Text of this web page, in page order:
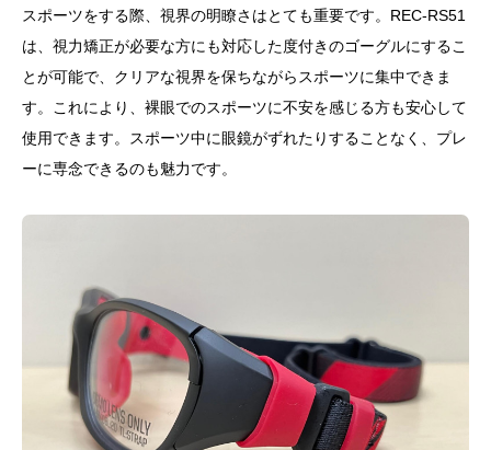
スポーツをする際、視界の明瞭さはとても重要です。REC-RS51
は、視力矯正が必要な方にも対応した度付きのゴーグルにするこ
とが可能で、クリアな視界を保ちながらスポーツに集中できま
す。これにより、裸眼でのスポーツに不安を感じる方も安心して
使用できます。スポーツ中に眼鏡がずれたりすることなく、プレ
ーに専念できるのも魅力です。